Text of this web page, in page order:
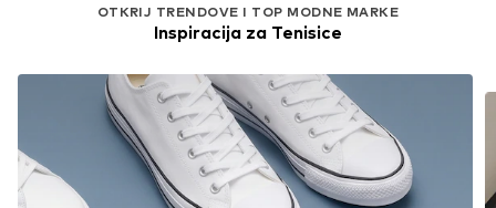
OTKRIJ TRENDOVE I TOP MODNE MARKE
Inspiracija za Tenisice